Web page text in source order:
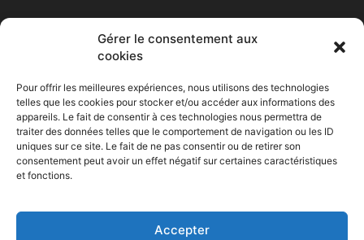
Gérer le consentement aux
cookies
Pour offrir les meilleures expériences, nous utilisons des technologies
telles que les cookies pour stocker et/ou accéder aux informations des
appareils. Le fait de consentir à ces technologies nous permettra de
traiter des données telles que le comportement de navigation ou les ID
uniques sur ce site. Le fait de ne pas consentir ou de retirer son
consentement peut avoir un effet négatif sur certaines caractéristiques
et fonctions.
Accepter
Accueil Economie Entreprises Entrepreneur
Maghreb